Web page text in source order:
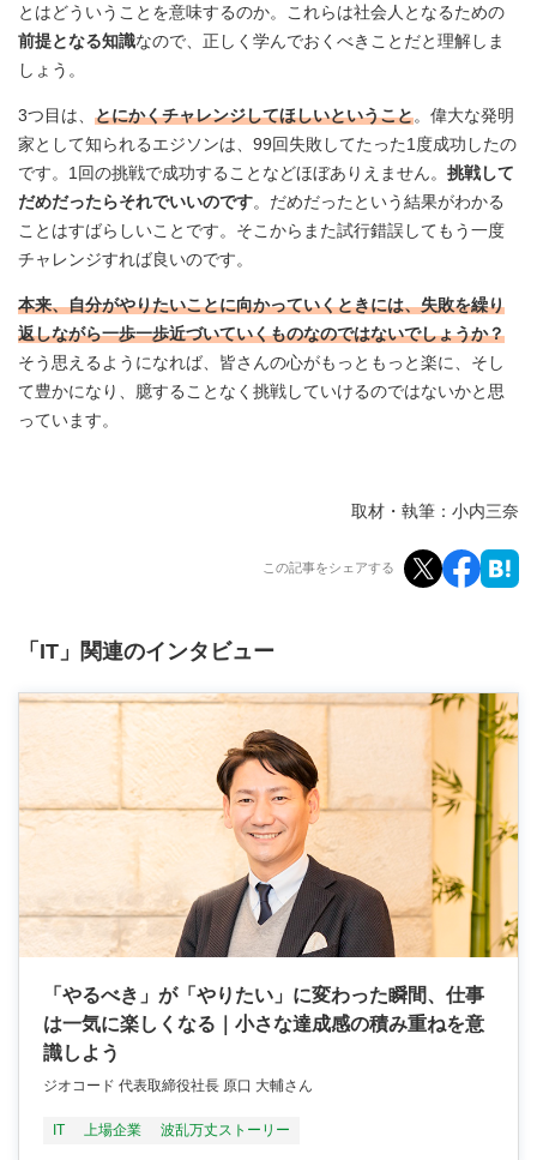
とはどういうことを意味するのか。これらは社会人となるための
前提となる知識なので、正しく学んでおくべきことだと理解しま
しょう。
3つ目は、 とにかくチャレンジしてほしいということ。偉大な発明
家として知られるエジソンは、99回失敗してたった1度成功したの
です。1回の挑戦で成功することなどほぼありえません。 挑戦して
だめだったらそれでいいのです。だめだったという結果がわかる
ことはすばらしいことです。そこからまた試行錯誤してもう一度
チャレンジすれば良いのです。
本来、自分がやりたいことに向かっていくときには、失敗を繰り
返しながら一歩一歩近づいていくものなのではないでしょうか？
そう思えるようになれば、皆さんの心がもっともっと楽に、そし
て豊かになり、臆することなく挑戦していけるのではないかと思
っています。
取材・執筆：小内三奈
この記事をシェアする
「IT」関連のインタビュー
「やるべき」が「やりたい」に変わった瞬間、仕事
は一気に楽しくなる｜小さな達成感の積み重ねを意
識しよう
ジオコード 代表取締役社長 原口 大輔さん
IT 上場企業 波乱万丈ストーリー